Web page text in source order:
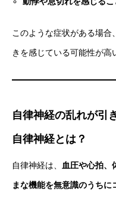
このような症状がある場
きを感じている可能性が高
自律神経の乱れが引
自律神経とは？
自律神経は、 血圧や心拍、
まな機能を無意識のうち